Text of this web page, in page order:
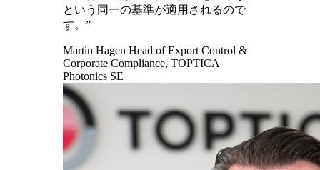
という同一の基準が適用されるので
す。”
Martin Hagen Head of Export Control &
Corporate Compliance, TOPTICA
Photonics SE